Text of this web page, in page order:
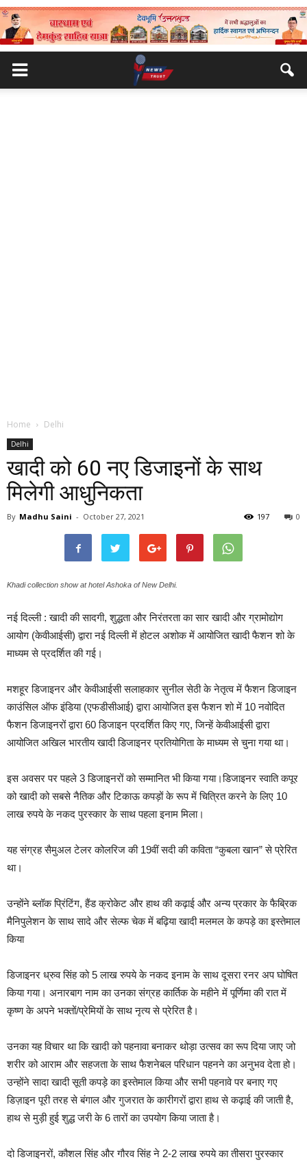
Home Delhi
Delhi
खादी को 60 नए डिजाइनों के साथ
मिलेगी आधुनिकता
By Madhu Saini - October 27, 2021 0
197
Khadi collection show at hotel Ashoka of New Delhi.
नई दिल्ली : खादी की सादगी, शुद्धता और निरंतरता का सार खादी और ग्रामोद्योग
आयोग (केवीआईसी) द्वारा नई दिल्ली में होटल अशोक में आयोजित खादी फैशन शो के
माध्यम से प्रदर्शित की गई।
मशहूर डिजाइनर और केवीआईसी सलाहकार सुनील सेठी के नेतृत्व में फैशन डिजाइन
काउंसिल ऑफ इंडिया (एफडीसीआई) द्वारा आयोजित इस फैशन शो में 10 नवोदित
फैशन डिजाइनरों द्वारा 60 डिजाइन प्रदर्शित किए गए, जिन्हें केवीआईसी द्वारा
आयोजित अखिल भारतीय खादी डिजाइनर प्रतियोगिता के माध्यम से चुना गया था।
इस अवसर पर पहले 3 डिजाइनरों को सम्मानित भी किया गया।डिजाइनर स्वाति कपूर
को खादी को सबसे नैतिक और टिकाऊ कपड़ों के रूप में चित्रित करने के लिए 10
लाख रुपये के नकद पुरस्कार के साथ पहला इनाम मिला।
यह संग्रह सैमुअल टेलर कोलरिज की 19वीं सदी की कविता “कुबला खान” से प्रेरित
था।
उन्होंने ब्लॉक प्रिंटिंग, हैंड क्रोकेट और हाथ की कढ़ाई और अन्य प्रकार के फैब्रिक
मैनिपुलेशन के साथ सादे और सेल्फ चेक में बढ़िया खादी मलमल के कपड़े का इस्तेमाल
किया
डिजाइनर ध्रुव सिंह को 5 लाख रुपये के नकद इनाम के साथ दूसरा रनर अप घोषित
किया गया। अनारबाग नाम का उनका संग्रह कार्तिक के महीने में पूर्णिमा की रात में
कृष्ण के अपने भक्तों/प्रेमियों के साथ नृत्य से प्रेरित है।
उनका यह विचार था कि खादी को पहनावा बनाकर थोड़ा उत्सव का रूप दिया जाए जो
शरीर को आराम और सहजता के साथ फैशनेबल परिधान पहनने का अनुभव देता हो।
उन्होंने सादा खादी सूती कपड़े का इस्तेमाल किया और सभी पहनावे पर बनाए गए
डिज़ाइन पूरी तरह से बंगाल और गुजरात के कारीगरों द्वारा हाथ से कढ़ाई की जाती है,
हाथ से मुड़ी हुई शुद्ध जरी के 6 तारों का उपयोग किया जाता है।
दो डिजाइनरों, कौशल सिंह और गौरव सिंह ने 2-2 लाख रुपये का तीसरा पुरस्कार